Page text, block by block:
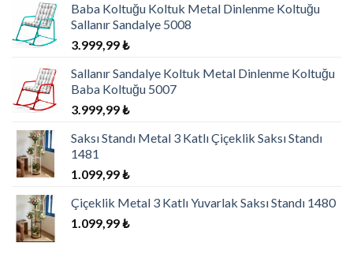
Baba Koltuğu Koltuk Metal Dinlenme Koltuğu
Sallanır Sandalye 5008
3.999,99₺
Sallanır Sandalye Koltuk Metal Dinlenme Koltuğu
Baba Koltuğu 5007
3.999,99₺
Saksı Standı Metal 3 Katlı Çiçeklik Saksı Standı
1481
1.099,99₺
Çiçeklik Metal 3 Katlı Yuvarlak Saksı Standı 1480
1.099,99₺